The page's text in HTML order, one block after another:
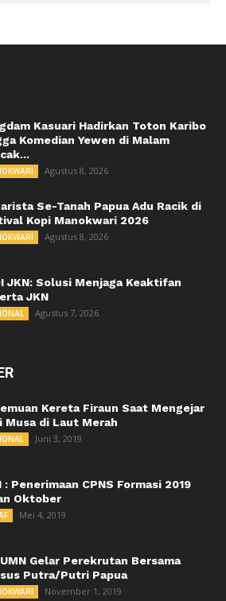
Kasuari Hadirkan Toton Karibo
Komedian Yewen di Malam
Agustus 8, 2026
Se-Tanah Papua Adu Racik di
Kopi Manokwari 2026
Agustus 8, 2026
JKN: Solusi Menjaga Keaktifan
JKN
Agustus 7, 2026
Kereta Firaun Saat Mengejar
Musa di Laut Merah
Juni 3, 2019
: Penerimaan CPNS Formasi 2019
Oktober
Mei 4, 2019
Gelar Perekrutan Bersama
Putra/Putri Papua
November 1, 2019